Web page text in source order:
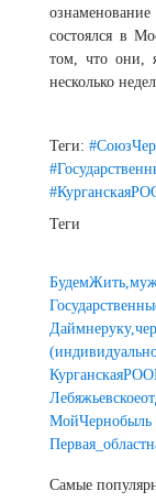
состоялся в
том, что они,
несколько
Теги:
Теги
МойЧернобыль
Самые